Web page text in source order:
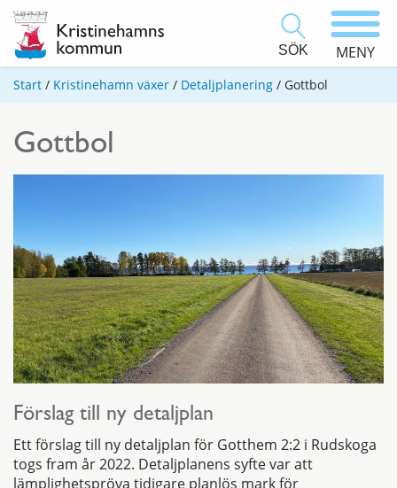
SÖK MENY
Start / Kristinehamn växer / Detaljplanering / Gottbol
Gottbol
Förslag till ny detaljplan
Ett förslag till ny detaljplan för Gotthem 2:2 i Rudskoga
togs fram år 2022. Detaljplanens syfte var att
lämplighetspröva tidigare planlös mark för